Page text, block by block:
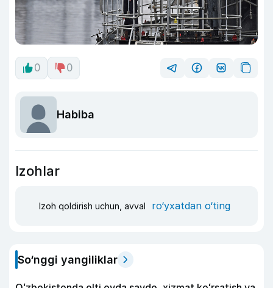
0 0
Habiba
Izohlar
Izoh qoldirish uchun, avval ro‘yxatdan o‘ting
So‘nggi yangiliklar